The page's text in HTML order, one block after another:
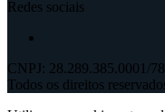
Redes sociais
CNPJ: 28.289.385.0001/
Todos os direitos